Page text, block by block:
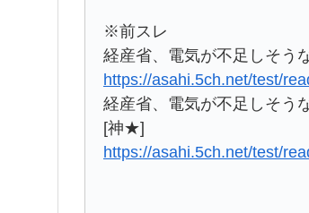
※前スレ
経産省、電気が不足しそう
https://asahi.5ch.net/test/
経産省、電気が不足しそう
[神★]
https://asahi.5ch.net/test/